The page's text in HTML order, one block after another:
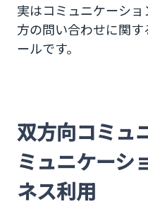
実はコミュニケーシ
方の問い合わせに関
ールです。
双方向コミュ
ミュニケーシ
ネス利用